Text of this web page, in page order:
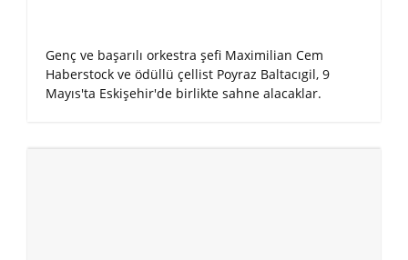
Genç ve başarılı orkestra şefi Maximilian Cem
Haberstock ve ödüllü çellist Poyraz Baltacıgil, 9
Mayıs'ta Eskişehir'de birlikte sahne alacaklar.